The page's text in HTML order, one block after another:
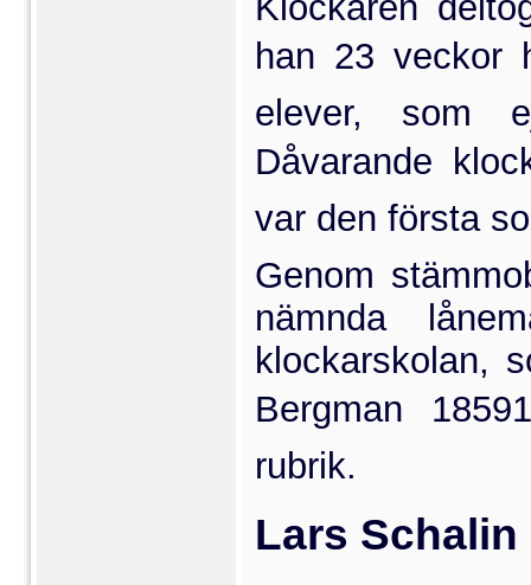
han 23
elever, som
Dåvarande
var den första
Genom
nämnda
klockarskolan,
Bergman
rubrik.
Lars Schalin